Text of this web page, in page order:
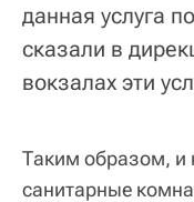
данная услуга
сказали в
вокзалах эти
Таким образом, и
санитарные